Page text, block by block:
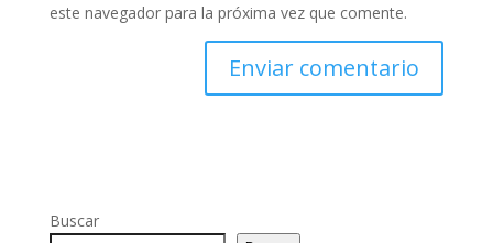
este navegador para la próxima vez que comente.
Buscar